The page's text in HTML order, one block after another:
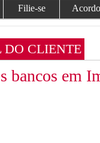
Filie-se
DO CLIENTE
bancos em